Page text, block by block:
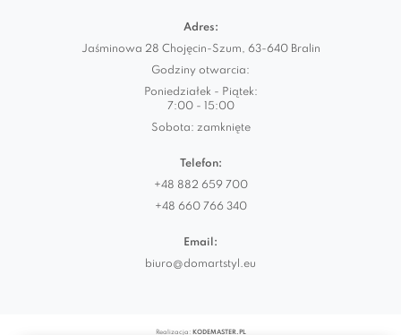
Adres:
Jaśminowa 28 Chojęcin-Szum, 63-640 Bralin
Godziny otwarcia:
Poniedziałek - Piątek:
7:00 - 15:00
Sobota: zamknięte
Telefon:
+48 882 659 700
+48 660 766 340
Email:
biuro@domartstyl.eu
Realizacja: KODEMASTER.PL